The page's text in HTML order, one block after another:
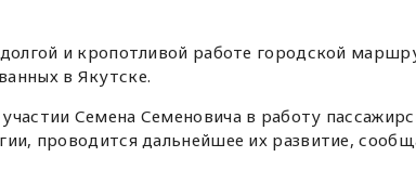
долгой и кропотливой работе городской
в Якутске.
Семена Семеновича в работу
проводится дальнейшее их развитие,